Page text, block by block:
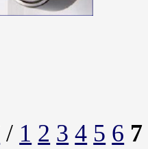
/ 1 2 3 4 5 6 7